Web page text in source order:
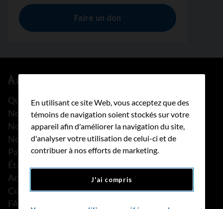
À propos de nous
Que faisons-nous?
Notre histoire
Nos histoires
Notre équipe
Partenariats
États financiers
Actualités
Communiqués de presse
FAQ
En utilisant ce site Web, vous acceptez que des
témoins de navigation soient stockés sur votre
appareil afin d'améliorer la navigation du site,
d'analyser votre utilisation de celui-ci et de
contribuer à nos efforts de marketing.
J'ai compris